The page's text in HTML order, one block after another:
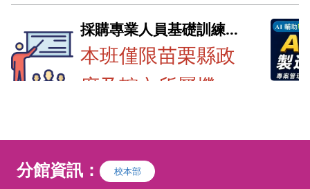
採購專業人員基礎訓練班
第一期(苗栗縣政府專班)
本班僅限苗栗縣政
府及轄內所屬機
公所等各單位人員
才能參加
簡
分館資訊： 校本部